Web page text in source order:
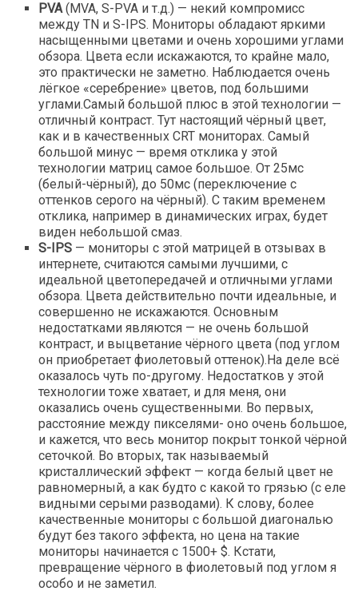
PVA(MVA, S-PVA и т.д.) — некий компромисс
между TN и S-IPS. Мониторы обладают яркими
насыщенными цветами и очень хорошими углами
обзора. Цвета если искажаются, то крайне мало,
это практически не заметно. Наблюдается очень
лёгкое «серебрение» цветов, под большими
углами.Самый большой плюс в этой технологии —
отличный контраст. Тут настоящий чёрный цвет,
как и в качественных CRT мониторах. Самый
большой минус — время отклика у этой
технологии матриц самое большое. От 25мс
(белый-чёрный), до 50мс (переключение с
оттенков серого на чёрный). С таким временем
отклика, например в динамических играх, будет
виден небольшой смаз.
S-IPS — мониторы с этой матрицей в отзывах в
интернете, считаются самыми лучшими, с
идеальной цветопередачей и отличными углами
обзора. Цвета действительно почти идеальные, и
совершенно не искажаются. Основным
недостатками являются — не очень большой
контраст, и выцветание чёрного цвета (под углом
он приобретает фиолетовый оттенок).На деле всё
оказалось чуть по-другому. Недостатков у этой
технологии тоже хватает, и для меня, они
оказались очень существенными. Во первых,
расстояние между пикселями- оно очень большое,
и кажется, что весь монитор покрыт тонкой чёрной
сеточкой. Во вторых, так называемый
кристаллический эффект — когда белый цвет не
равномерный, а как будто с какой то грязью (с еле
видными серыми разводами). К слову, более
качественные мониторы с большой диагональю
будут без такого эффекта, но цена на такие
мониторы начинается с 1500+ $. Кстати,
превращение чёрного в фиолетовый под углом я
особо и не заметил.